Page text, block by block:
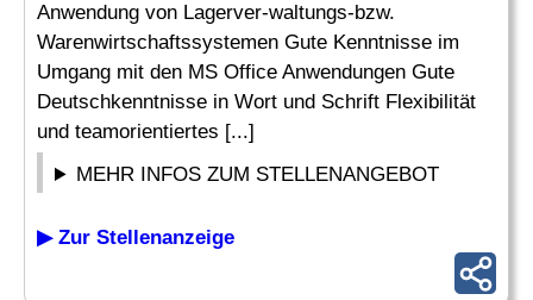
Anwendung von Lagerver-waltungs-bzw.
Warenwirtschaftssystemen Gute Kenntnisse im
Umgang mit den MS Office Anwendungen Gute
Deutschkenntnisse in Wort und Schrift Flexibilität
und teamorientiertes [...]
MEHR INFOS ZUM STELLENANGEBOT
▶ Zur Stellenanzeige